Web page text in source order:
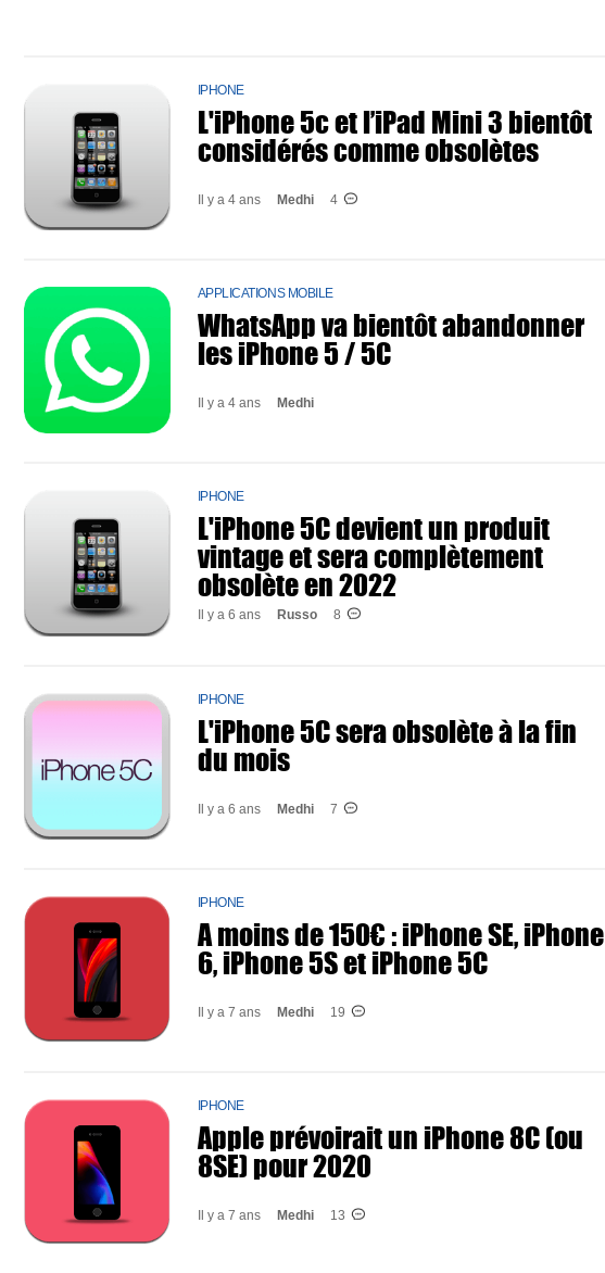
IPHONE
L'iPhone 5c et l’iPad Mini 3 bientôt
considérés comme obsolètes
Il y a 4 ans Medhi 4
APPLICATIONS MOBILE
WhatsApp va bientôt abandonner
les iPhone 5 / 5C
Il y a 4 ans Medhi
IPHONE
L'iPhone 5C devient un produit
vintage et sera complètement
obsolète en 2022
Il y a 6 ans Russo 8
IPHONE
L'iPhone 5C sera obsolète à la fin
du mois
Il y a 6 ans Medhi 7
IPHONE
A moins de 150€ : iPhone SE, iPhone
6, iPhone 5S et iPhone 5C
Il y a 7 ans Medhi 19
IPHONE
Apple prévoirait un iPhone 8C (ou
8SE) pour 2020
Il y a 7 ans Medhi 13